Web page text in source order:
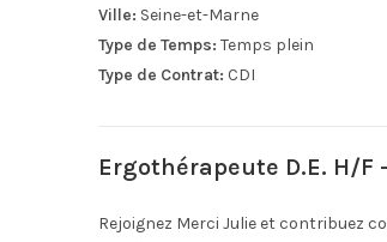
Ville: Seine-et-Marne
Type de Temps: Temps plein
Type de Contrat: CDI
Ergothérapeute D.E. H/F
Rejoignez Merci Julie et contribuez